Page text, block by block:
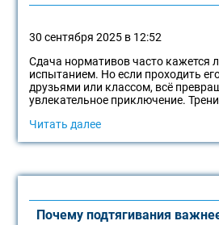
30 сентября 2025 в 12:52
Сдача нормативов часто кажется
испытанием. Но если проходить
друзьями или классом, всё
увлекательное приключение.
Читать далее
Почему подтягивания